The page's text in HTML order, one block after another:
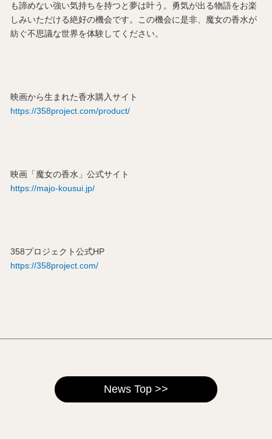
も諦めない強い気持ちを持つと夢は叶う。勇気が出る物語をお楽
しみいただける絶好の機会です。この機会に是非、魔女の香水が
紡ぐ不思議な世界を体験してください。
映画から生まれた香水購入サイト
https://358project.com/product/
映画「魔女の香水」公式サイト
https://majo-kousui.jp/
358プロジェクト公式HP
https://358project.com/
News Top >>